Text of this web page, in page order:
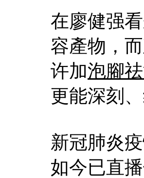
在廖健强
容產物，
许加泡腳
更能深刻
新冠肺炎
如今已直